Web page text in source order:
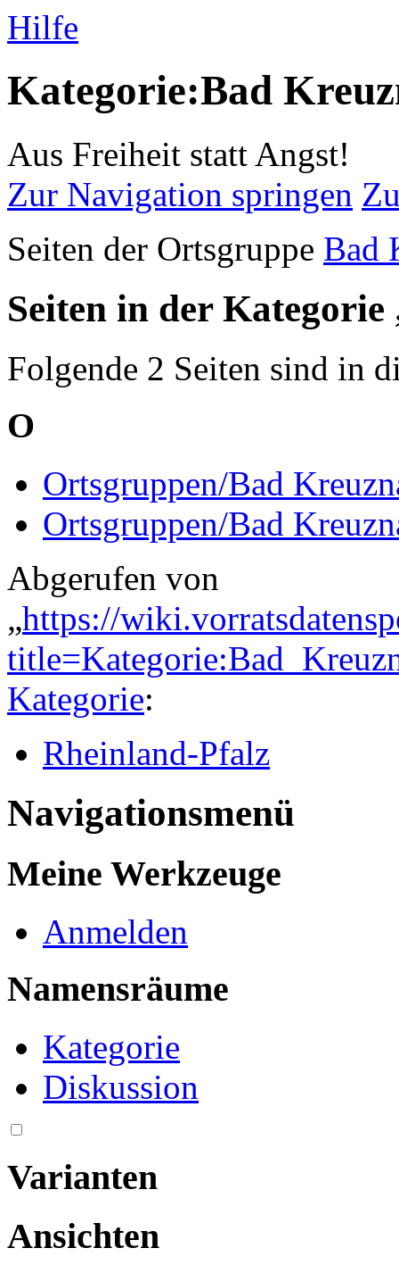
Hilfe
Kategorie:Bad
Aus Freiheit statt Angst!
Zur Navigation springen
Seiten der Ortsgruppe Bad
Seiten in der
Folgende 2 Seiten sind in
O
Ortsgruppen/Bad
Ortsgruppen/Bad
Abgerufen von
„https://
Kategorie:
Rheinland-Pfalz
Navigationsmenü
Meine Werkzeuge
Anmelden
Namensräume
Kategorie
Diskussion
Varianten
Ansichten